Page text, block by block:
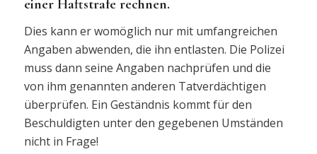
einer Haftstrafe rechnen.
Dies kann er womöglich nur mit umfangreichen
Angaben abwenden, die ihn entlasten. Die Polizei
muss dann seine Angaben nachprüfen und die
von ihm genannten anderen Tatverdächtigen
überprüfen. Ein Geständnis kommt für den
Beschuldigten unter den gegebenen Umständen
nicht in Frage!